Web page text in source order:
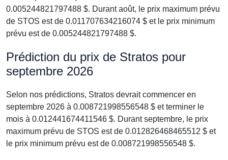
0.005244821797488 $. Durant août, le prix maximum prévu
de STOS est de 0.011707634216074 $ et le prix minimum
prévu est de 0.005244821797488 $.
Prédiction du prix de Stratos pour
septembre 2026
Selon nos prédictions, Stratos devrait commencer en
septembre 2026 à 0.008721998556548 $ et terminer le
mois à 0.012441674411546 $. Durant septembre, le prix
maximum prévu de STOS est de 0.012826468465512 $ et
le prix minimum prévu est de 0.008721998556548 $.